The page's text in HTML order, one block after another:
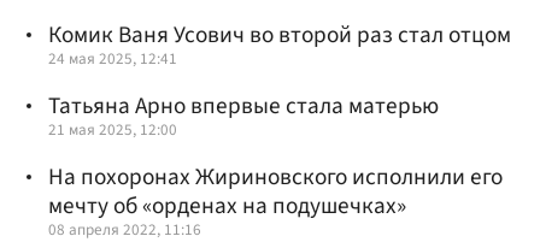
Комик Ваня Усович во второй раз стал отцом
24 мая 2025, 12:41
Татьяна Арно впервые стала матерью
21 мая 2025, 12:00
На похоронах Жириновского исполнили его
мечту об «орденах на подушечках»
08 апреля 2022, 11:16